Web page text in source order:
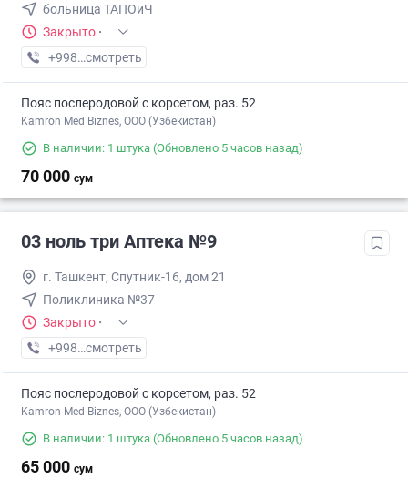
больница ТАПОиЧ
Закрыто ·
+998 (99) XXX-XX-XX
смотреть
Пояс послеродовой с корсетом, раз. 52
Kamron Med Biznes, ООО (Узбекистан)
В наличии: 1 штука (Обновлено 5 часов назад)
70 000 сум
03 ноль три Аптека №9
г. Ташкент, Спутник-16, дом 21
Поликлиника №37
Закрыто ·
+998 (77) XXX-XX-XX
смотреть
Пояс послеродовой с корсетом, раз. 52
Kamron Med Biznes, ООО (Узбекистан)
В наличии: 1 штука (Обновлено 5 часов назад)
65 000 сум